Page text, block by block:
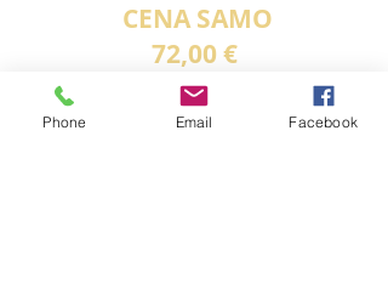
CENA SAMO
72,00 €
Redna cena 197 €
Phone Email Facebook